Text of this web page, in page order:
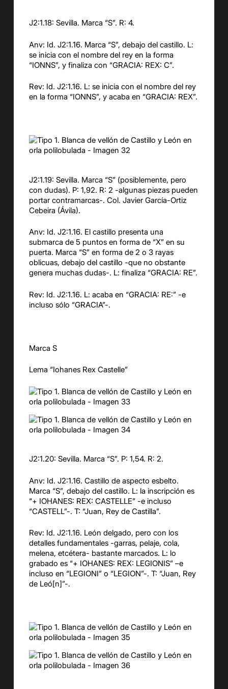
J2:1.18: Sevilla. Marca “S”. R: 4.
Anv: Id. J2:1.16. Marca “S”, debajo del castillo. L:
se inicia con el nombre del rey en la forma
“IONNS”, y finaliza con “GRACIA: REX: C”.
Rev: Id. J2:1.16. L: se inicia con el nombre del rey
en la forma “IONNS”, y acaba en “GRACIA: REX”.
J2:1.19: Sevilla. Marca “S” (posiblemente, pero
con dudas). P: 1,92. R: 2 -algunas piezas pueden
portar contramarcas-. Col. Javier García-Ortiz
Cebeira (Ávila).
Anv: Id. J2:1.16. El castillo presenta una
submarca de 5 puntos en forma de “X” en su
puerta. Marca “S” en forma de 2 o 3 rayas
oblicuas, debajo del castillo -que no obstante
genera muchas dudas-. L: finaliza “GRACIA: RE”.
Rev: Id. J2:1.16. L: acaba en “GRACIA: RE:” -e
incluso sólo “GRACIA”-.
Marca S
Lema “Iohanes Rex Castelle”
J2:1.20: Sevilla. Marca “S”. P: 1,54. R: 2.
Anv: Id. J2:1.16. Castillo de aspecto esbelto.
Marca “S”, debajo del castillo. L: la inscripción es
“+ IOHANES: REX: CASTELLE” -e incluso
“CASTELL”-. T: “Juan, Rey de Castilla”.
Rev: Id. J2:1.16. León delgado, pero con los
detalles fundamentales -garras, pelaje, cola,
melena, etcétera- bastante marcados. L: lo
grabado es “+ IOHANES: REX: LEGIONIS” –e
incluso en “LEGIONI” o “LEGION”-. T: “Juan, Rey
de Leó[n]”-.